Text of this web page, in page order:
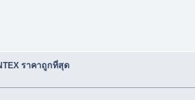
ราคาถูกที่สุด